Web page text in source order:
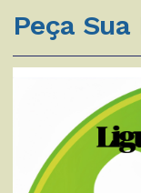
Peça